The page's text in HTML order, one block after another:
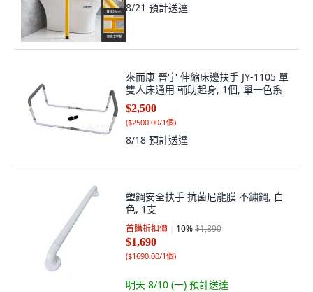
8/21 預計送達
來而康 晉宇 伸縮床邊扶手 JY-1105 單
雙人床通用 輔助起身, 1個, 單一色系
$2,500
($2500.00/1個)
8/18 預計送達
塑鋼安全扶手 抗菌尼龍膜 不鏽鋼, 白
色, 1支
首購折扣價 10%$1,890
$1,690
($1690.00/1個)
明天 8/10 (一) 預計送達